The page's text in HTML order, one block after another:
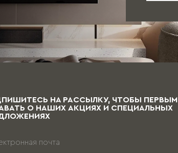
НА РАССЫЛКУ, ЧТОБЫ ПЕРВЫМ
О НАШИХ АКЦИЯХ И СПЕЦИАЛЬНЫХ